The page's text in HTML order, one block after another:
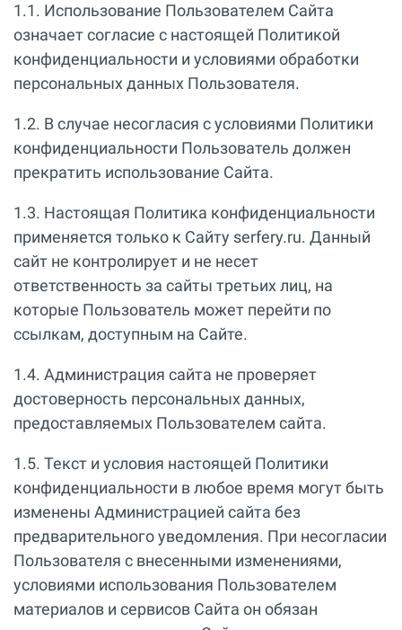
1.1. Использование Пользователем Сайта
означает согласие с настоящей Политикой
конфиденциальности и условиями обработки
персональных данных Пользователя.
1.2. В случае несогласия с условиями Политики
конфиденциальности Пользователь должен
прекратить использование Сайта.
1.3. Настоящая Политика конфиденциальности
применяется только к Сайту serfery.ru. Данный
сайт не контролирует и не несет
ответственность за сайты третьих лиц, на
которые Пользователь может перейти по
ссылкам, доступным на Сайте.
1.4. Администрация сайта не проверяет
достоверность персональных данных,
предоставляемых Пользователем сайта.
1.5. Текст и условия настоящей Политики
конфиденциальности в любое время могут быть
изменены Администрацией сайта без
предварительного уведомления. При несогласии
Пользователя с внесенными изменениями,
условиями использования Пользователем
материалов и сервисов Сайта он обязан